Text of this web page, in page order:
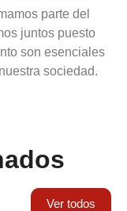
parte del
juntos puesto
son esenciales
sociedad.
Ver todos